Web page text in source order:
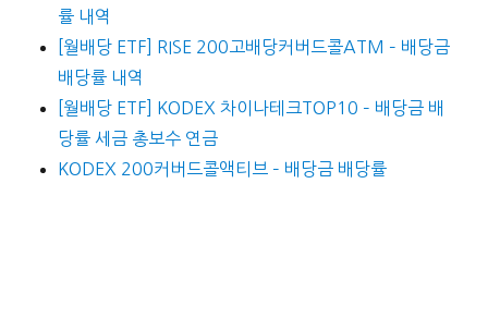
률 내역
[월배당 ETF] RISE 200고배당커버드콜ATM – 배당금
배당률 내역
[월배당 ETF] KODEX 차이나테크TOP10 – 배당금 배
당률 세금 총보수 연금
KODEX 200커버드콜액티브 – 배당금 배당률